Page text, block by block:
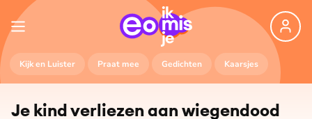
Kijk en Luister Praat mee Gedichten Kaarsjes
Je kind verliezen aan wiegendood